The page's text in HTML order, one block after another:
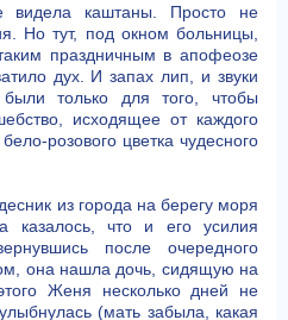
видела каштаны. Просто не
Но тут, под окном больницы,
праздничным в апофеозе
дух. И запах лип, и звуки
только для того, чтобы
исходящее от каждого
розового цветка чудесного
из города на берегу моря
казалось, что и его усилия
после очередного
она нашла дочь, сидящую на
Женя несколько дней не
(мать забыла, какая